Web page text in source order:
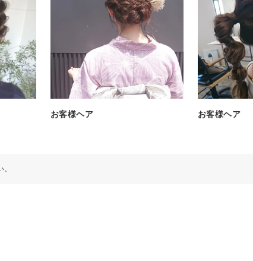
お客様ヘア お客様ヘア